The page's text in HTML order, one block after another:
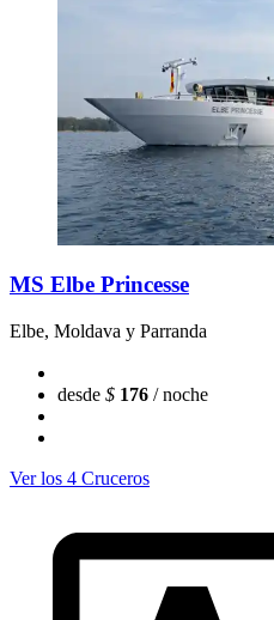
MS Elbe Princesse
Elbe, Moldava y Parranda
desde $ 176 / noche
Ver los 4 Cruceros